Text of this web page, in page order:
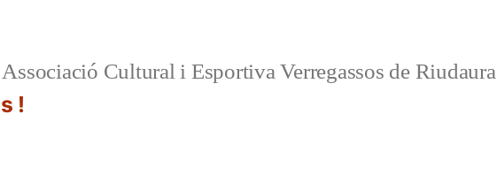
Associació Cultural i Esportiva Verregassos de Riudaura
!